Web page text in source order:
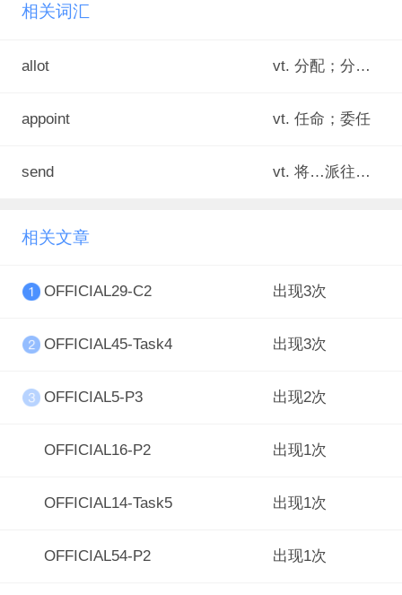
相关词汇
allot vt. 分配；分派；指派
appoint vt. 任命；委任
send vt. 将…派往；打发；安排去；派遣
相关文章
OFFICIAL29-C2 出现3次
OFFICIAL45-Task4 出现3次
OFFICIAL5-P3 出现2次
OFFICIAL16-P2 出现1次
OFFICIAL14-Task5 出现1次
OFFICIAL54-P2 出现1次